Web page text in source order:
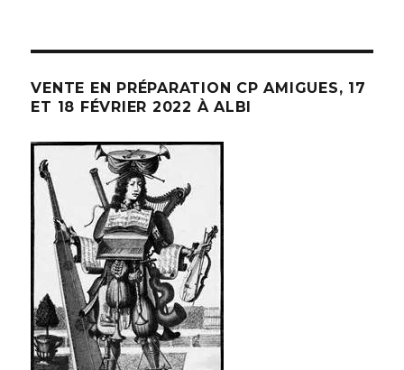
VENTE EN PRÉPARATION CP AMIGUES, 17
ET 18 FÉVRIER 2022 À ALBI